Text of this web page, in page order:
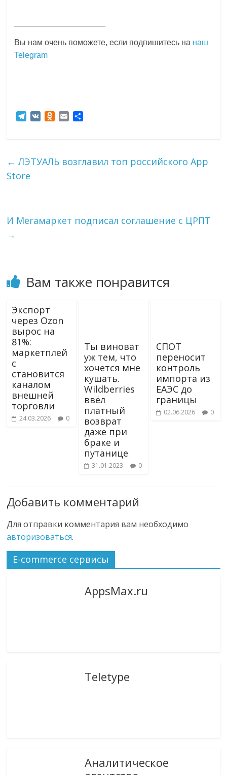
Вы нам очень поможете, если подпишитесь на наш
Telegram
T
g
r
a
O
k
l
i
в
← ЛЭТУАЛЬ возглавил топ российского App
Store
И Мегамаркет подписал соглашение с ЦРПТ
→
Вам также понравится
Экспорт
через Ozon
вырос на
81%:
маркетплей
с
становится
каналом
внешней
торговли
24.03.2026 0
Ты виноват
уж тем, что
хочется мне
кушать.
Wildberries
ввёл
платный
возврат
даже при
браке и
путанице
31.01.2023 0
СПОТ
переносит
контроль
импорта из
ЕАЭС до
границы
02.06.2026 0
Добавить комментарий
Для отправки комментария вам необходимо
авторизоваться.
E-commerce сервисы
AppsMax.ru
Teletype
Аналитическое